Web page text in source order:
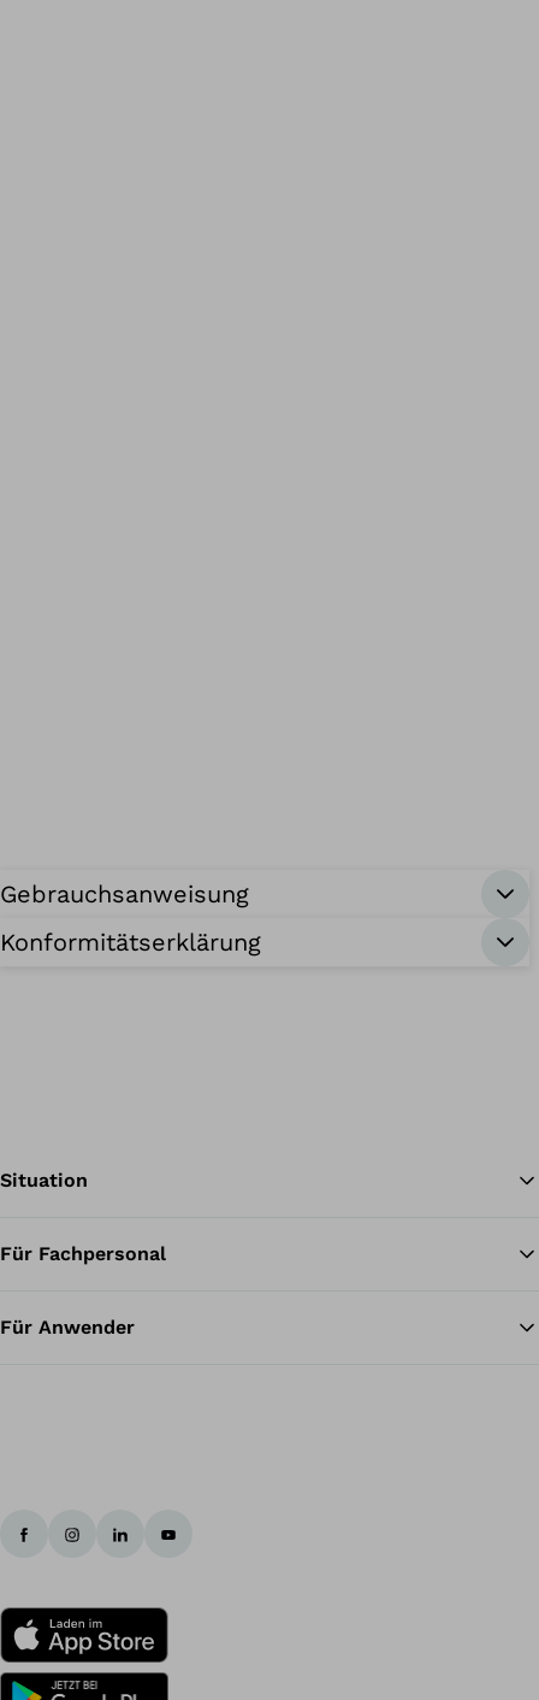
Gebrauchsanweisung
Konformitätserklärung
Situation
Für Fachpersonal
Für Anwender